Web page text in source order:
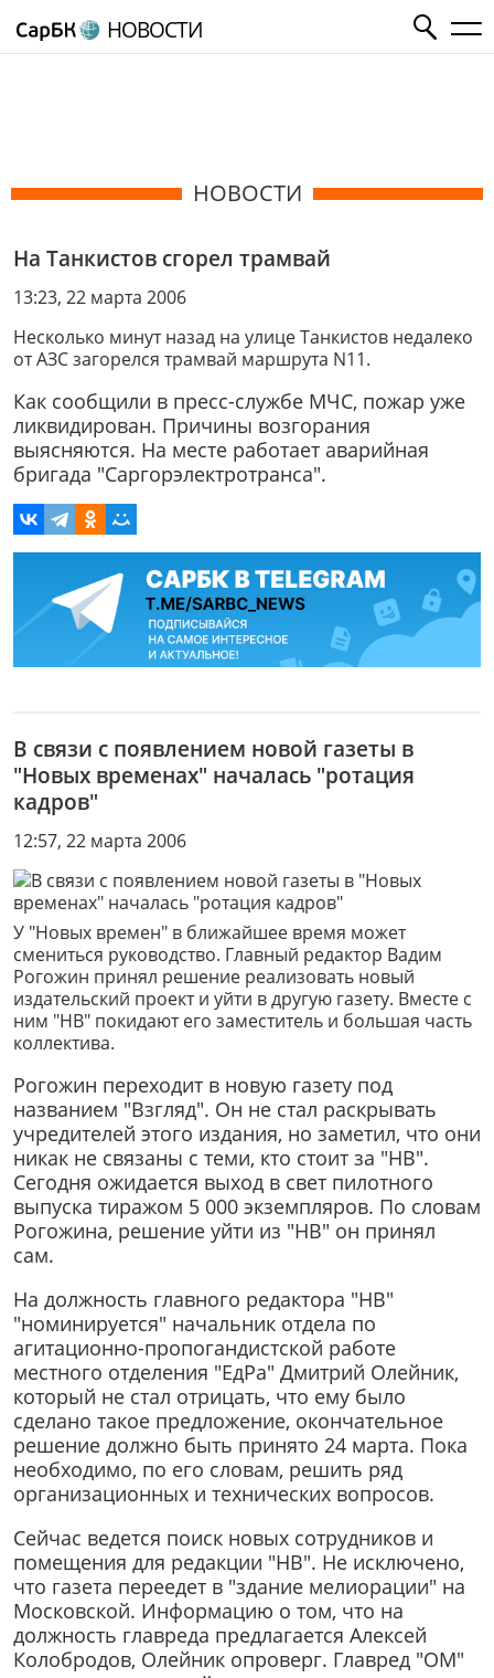
НОВОСТИ
НОВОСТИ
На Танкистов сгорел трамвай
13:23, 22 марта 2006
Несколько минут назад на улице Танкистов недалеко
от АЗС загорелся трамвай маршрута N11.
Как сообщили в пресс-службе МЧС, пожар уже
ликвидирован. Причины возгорания
выясняются. На месте работает аварийная
бригада "Саргорэлектротранса".
В связи с появлением новой газеты в
"Новых временах" началась "ротация
кадров"
12:57, 22 марта 2006
У "Новых времен" в ближайшее время может
смениться руководство. Главный редактор Вадим
Рогожин принял решение реализовать новый
издательский проект и уйти в другую газету. Вместе с
ним "НВ" покидают его заместитель и большая часть
коллектива.
Рогожин переходит в новую газету под
названием "Взгляд". Он не стал раскрывать
учредителей этого издания, но заметил, что они
никак не связаны с теми, кто стоит за "НВ".
Сегодня ожидается выход в свет пилотного
выпуска тиражом 5 000 экземпляров. По словам
Рогожина, решение уйти из "НВ" он принял
сам.
На должность главного редактора "НВ"
"номинируется" начальник отдела по
агитационно-пропогандистской работе
местного отделения "ЕдРа" Дмитрий Олейник,
который не стал отрицать, что ему было
сделано такое предложение, окончательное
решение должно быть принято 24 марта. Пока
необходимо, по его словам, решить ряд
организационных и технических вопросов.
Сейчас ведется поиск новых сотрудников и
помещения для редакции "НВ". Не исключено,
что газета переедет в "здание мелиорации" на
Московской. Информацию о том, что на
должность главреда предлагается Алексей
Колобродов, Олейник опроверг. Главред "ОМ"